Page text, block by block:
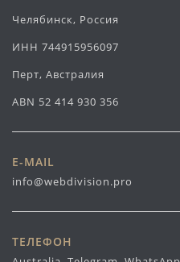
Челябинск, Россия
ИНН 744915956097
Перт, Австралия
ABN 52 414 930 356
E-MAIL
info@webdivision.pro
ТЕЛЕФОН